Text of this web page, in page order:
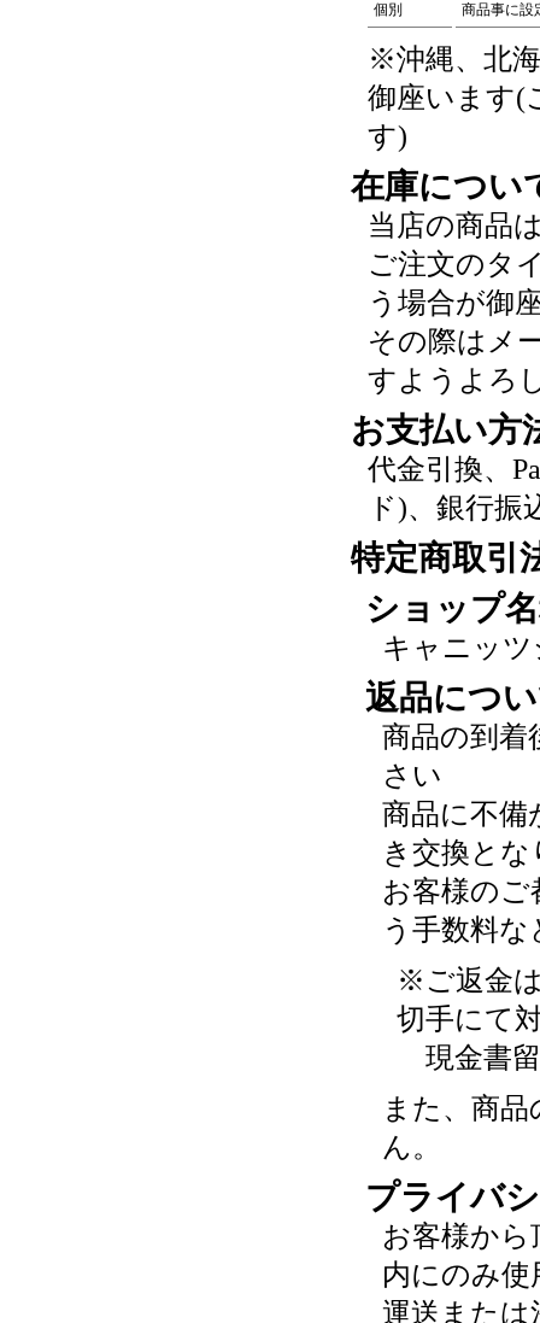
個別 商品事に設
※沖縄、北
御座います(
す)
在庫につい
当店の商品
ご注文のタ
う場合が御
その際はメ
すようよろ
お支払い方
代金引換、
ド)、銀行振
特定商取引
ショップ
キャニッ
返品につ
商品の到着
さい
商品に不備
き交換と
お客様のご
う手数料
※ご返金
切手にて
現金書
また、商
ん。
プライバ
お客様か
内にのみ
運送または